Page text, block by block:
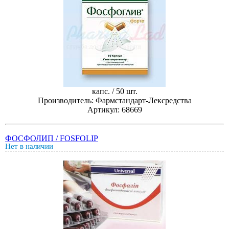
капс. / 50 шт.
Производитель: Фармстандарт-Лексредства
Артикул: 68669
ФОСФОЛИП / FOSFOLIP
Нет в наличии